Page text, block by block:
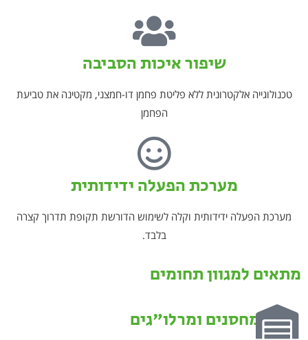
שיפור איכות הסביבה
טכנולוגייה אלקטרונית ללא פליטת פחמן דו-חמצני, מקטינה את טביעת
הפחמן
מערכת הפעלה ידידותית
מערכת הפעלה ידידותית וקלה לשימוש הדורשת תקופת תדרוך קצרה
בלבד.
מתאים למגוון תחומים
מחסנים ומרלו"גים